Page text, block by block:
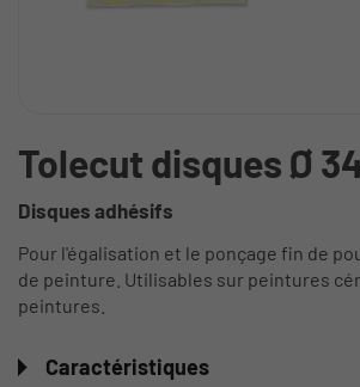
Tolecut disques Ø
Disques adhésifs
Pour l'égalisation et le ponçage fin de
de peinture. Utilisables sur peintures
peintures.
Caractéristiques